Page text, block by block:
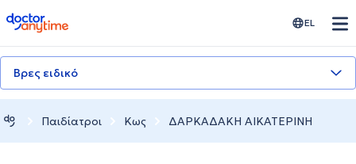
doctoranytime EL
Βρες ειδικό
Παιδίατροι Κως ΔΑΡΚΑΔΑΚΗ ΑΙΚΑΤΕΡΙΝΗ